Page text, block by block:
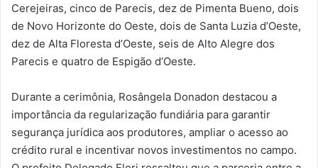
Cerejeiras, cinco de Parecis, dez de Pimenta Bueno, dois
de Novo Horizonte do Oeste, dois de Santa Luzia d’Oeste,
dez de Alta Floresta d’Oeste, seis de Alto Alegre dos
Parecis e quatro de Espigão d’Oeste.
Durante a cerimônia, Rosângela Donadon destacou a
importância da regularização fundiária para garantir
segurança jurídica aos produtores, ampliar o acesso ao
crédito rural e incentivar novos investimentos no campo.